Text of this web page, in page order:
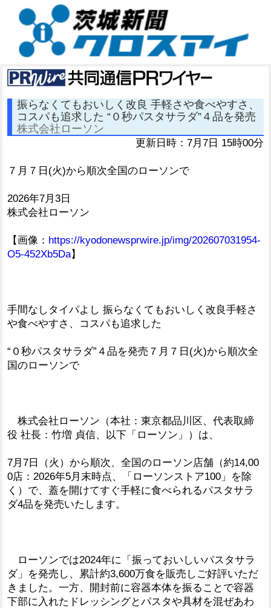
振らなくてもおいしく改良 手軽さや食べやすさ、
コスパも追求した “０秒パスタサラダ”４品を発売
株式会社ローソン
更新日時：7月7日 15時00分
７月７日(火)から順次全国のローソンで
2026年7月3日
株式会社ローソン
【画像： https://kyodonewsprwire.jp/img/202607031954-
O5-452Xb5Da】
手間なしタイパよし 振らなくてもおいしく改良手軽さ
や食べやすさ、コスパも追求した
“０秒パスタサラダ”４品を発売７月７日(火)から順次全
国のローソンで
株式会社ローソン（本社：東京都品川区、代表取締
役 社長：竹増 貞信、以下「ローソン」）は、
7月7日（火）から順次、全国のローソン店舗（約14,00
0店：2026年5月末時点、「ローソンストア100」を除
く）で、蓋を開けてすぐ手軽に食べられるパスタサラ
ダ4品を発売いたします。
ローソンでは2024年に「振っておいしいパスタサラ
ダ」を発売し、累計約3,600万食を販売しご好評いただ
きました。一方、開封前に容器本体を振ることで容器
下部に入れたドレッシングとパスタや具材を混ぜあわ